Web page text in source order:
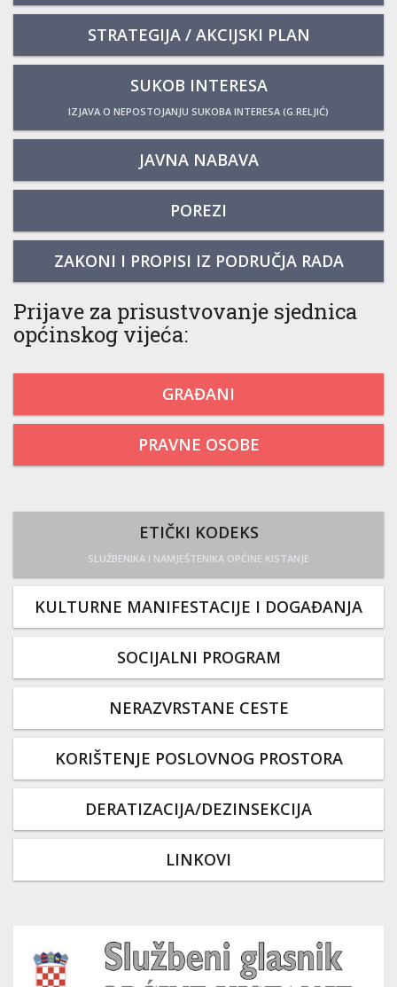
STRATEGIJA / AKCIJSKI PLAN
SUKOB INTERESA
IZJAVA O NEPOSTOJANJU SUKOBA INTERESA (G.RELJIĆ)
JAVNA NABAVA
POREZI
ZAKONI I PROPISI IZ PODRUČJA RADA
Prijave za prisustvovanje sjednica
općinskog vijeća:
GRAĐANI
PRAVNE OSOBE
ETIČKI KODEKS
SLUŽBENIKA I NAMJEŠTENIKA OPĆINE KISTANJE
KULTURNE MANIFESTACIJE I DOGAĐANJA
SOCIJALNI PROGRAM
NERAZVRSTANE CESTE
KORIŠTENJE POSLOVNOG PROSTORA
DERATIZACIJA/DEZINSEKCIJA
LINKOVI